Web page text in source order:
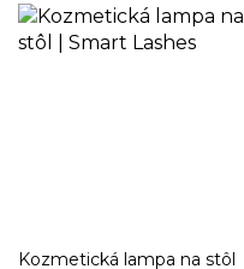
Kozmetická lampa na stôl